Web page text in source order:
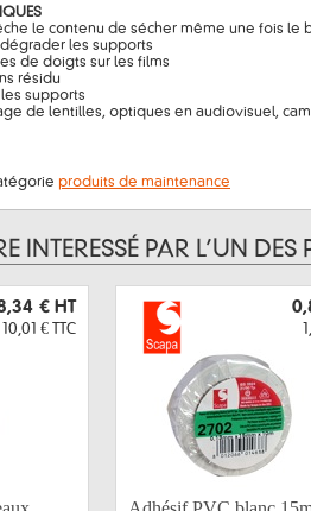
le contenu de sécher même une fois le
les supports
de doigts sur les films
résidu
supports
de lentilles, optiques en audiovisuel,
produits de maintenance
INTERESSÉ PAR L’UN
€ HT
10,01 € TTC